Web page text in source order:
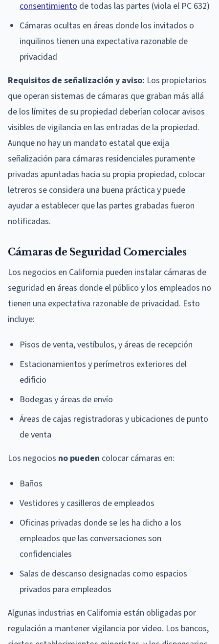
consentimiento de todas las partes (viola el PC 632)
Cámaras ocultas en áreas donde los invitados o
inquilinos tienen una expectativa razonable de
privacidad
Requisitos de señalización y aviso: Los propietarios
que operan sistemas de cámaras que graban más allá
de los límites de su propiedad deberían colocar avisos
visibles de vigilancia en las entradas de la propiedad.
Aunque no hay un mandato estatal que exija
señalización para cámaras residenciales puramente
privadas apuntadas hacia su propia propiedad, colocar
letreros se considera una buena práctica y puede
ayudar a establecer que las partes grabadas fueron
notificadas.
Cámaras de Seguridad Comerciales
Los negocios en California pueden instalar cámaras de
seguridad en áreas donde el público y los empleados no
tienen una expectativa razonable de privacidad. Esto
incluye:
Pisos de venta, vestíbulos, y áreas de recepción
Estacionamientos y perímetros exteriores del
edificio
Bodegas y áreas de envío
Áreas de cajas registradoras y ubicaciones de punto
de venta
Los negocios no pueden colocar cámaras en:
Baños
Vestidores y casilleros de empleados
Oficinas privadas donde se les ha dicho a los
empleados que las conversaciones son
confidenciales
Salas de descanso designadas como espacios
privados para empleados
Algunas industrias en California están obligadas por
regulación a mantener vigilancia por video. Los bancos,